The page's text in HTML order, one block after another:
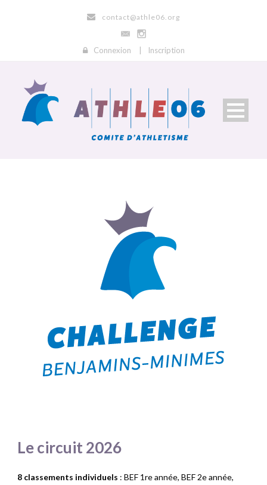
contact@athle06.org
Connexion Inscription
Le circuit 2026
8 classements individuels : BEF 1re année, BEF 2e année,